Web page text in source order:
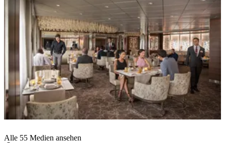
Alle 55 Medien ansehen